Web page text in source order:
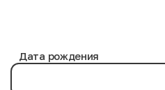
Дата рождения